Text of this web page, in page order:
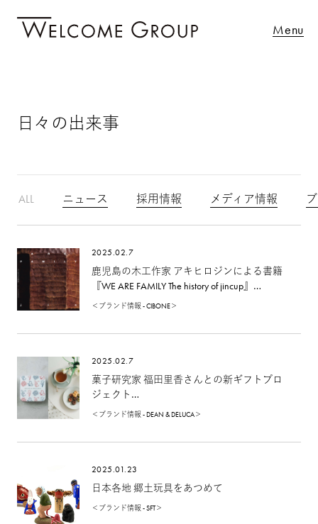
Menu
日々の出来事
ALL ニュース 採用情報 メディア情報
2025.02.7
鹿児島の木工作家 アキヒロジンによる書籍
『WE ARE FAMILY The history of jincup』
の出版記念展を開催
＜ブランド情報 - CIBONE＞
2025.02.7
菓子研究家 福田里香さんとの新ギフトプロ
ジェクト
「プティ・ディアマン」クッキー缶を発売
＜ブランド情報 - DEAN & DELUCA＞
2025.01.23
日本各地 郷土玩具をあつめて
＜ブランド情報 - SFT＞